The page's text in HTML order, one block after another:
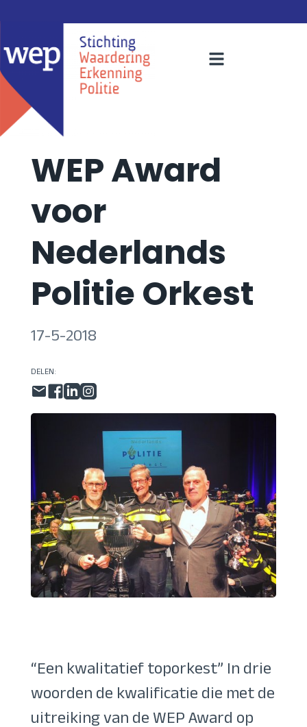
WEP Award
voor
Nederlands
Politie Orkest
17-5-2018
DELEN:
“Een kwalitatief toporkest” In drie
woorden de kwalificatie die met de
uitreiking van de WEP Award op